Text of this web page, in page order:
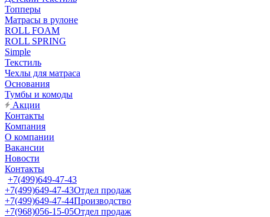
Топперы
Матрасы в рулоне
ROLL FOAM
ROLL SPRING
Simple
Текстиль
Чехлы для матраса
Основания
Тумбы и комоды
Акции
Контакты
Компания
О компании
Вакансии
Новости
Контакты
+7(499)649-47-43
+7(499)649-47-43Отдел продаж
+7(499)649-47-44Производство
+7(968)056-15-05Отдел продаж